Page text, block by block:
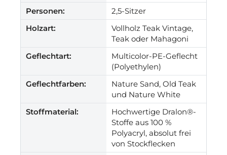
Personen:
2,5-Sitzer
Holzart:
Vollholz Teak Vintage,
Teak oder Mahagoni
Geflechtart:
Multicolor-PE-Geflecht
(Polyethylen)
Geflechtfarben:
Nature Sand, Old Teak
und Nature White
Stoffmaterial:
Hochwertige Dralon®-
Stoffe aus 100 %
Polyacryl, absolut frei
von Stockflecken